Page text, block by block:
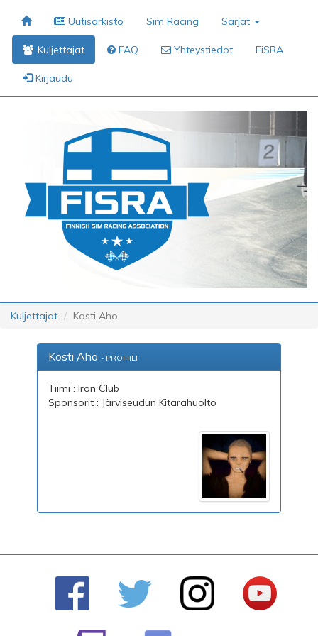
Uutisarkisto Sim Racing Sarjat
Kuljettajat FAQ Yhteystiedot FiSRA
Kirjaudu
Kuljettajat Kosti Aho
Kosti Aho - PROFIILI
Tiimi : Iron Club
Sponsorit : Järviseudun Kitarahuolto